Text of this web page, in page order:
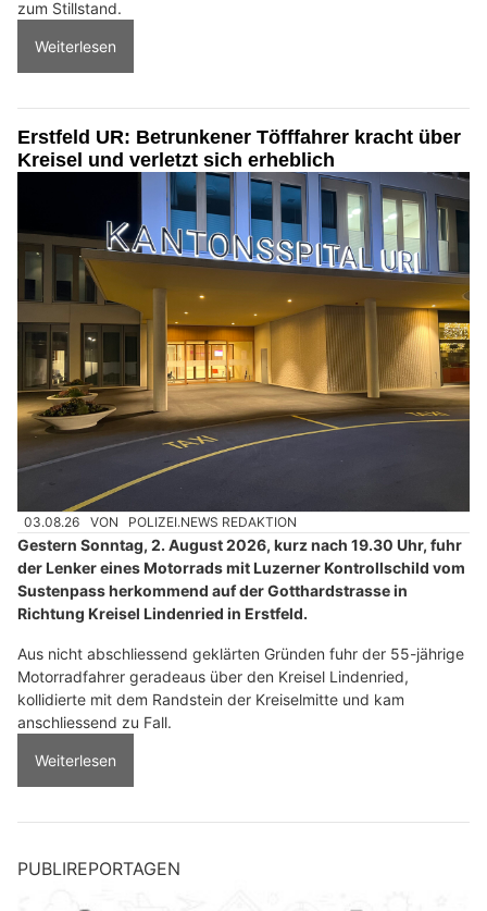
zum Stillstand.
Weiterlesen
Erstfeld UR: Betrunkener Töfffahrer kracht über
Kreisel und verletzt sich erheblich
03.08.26 VON POLIZEI.NEWS REDAKTION
Gestern Sonntag, 2. August 2026, kurz nach 19.30 Uhr, fuhr
der Lenker eines Motorrads mit Luzerner Kontrollschild vom
Sustenpass herkommend auf der Gotthardstrasse in
Richtung Kreisel Lindenried in Erstfeld.
Aus nicht abschliessend geklärten Gründen fuhr der 55-jährige
Motorradfahrer geradeaus über den Kreisel Lindenried,
kollidierte mit dem Randstein der Kreiselmitte und kam
anschliessend zu Fall.
Weiterlesen
PUBLIREPORTAGEN